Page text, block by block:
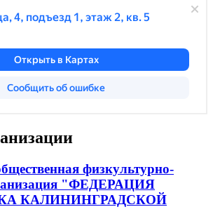
физкультурно-
"ФЕДЕРАЦИЯ
КАЛИНИНГРАДСКОЙ